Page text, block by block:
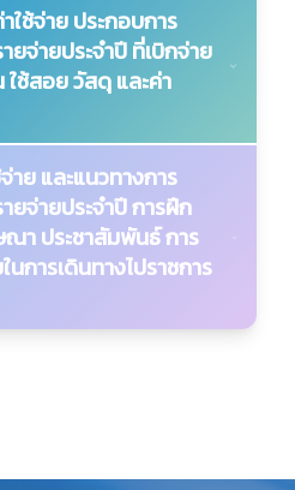
าด้วยการเบิกเงินจากคลัง การ
รักษาเงิน และการนำเงินส่งคลัง
ว่าด้วยการเบิกเงินจากคลัง การ
ด้วยการเบิกจ่ายเงินเดือน เงินปี
ำแหน่ง เงินเพิ่มและเงินอื่นใน
.2549 (ว 80)
ช้จ่าย ประกอบการ
จ่ายประจำปี ที่เบิกจ่าย
ช้สอย วัสดุ และค่า
ย และแนวทางการ
จ่ายประจำปี การฝึก
า ประชาสัมพันธ์ การ
นการเดินทางไปราชการ
ารฝึกอบรม สัมมนา การโฆษณา
านสิทธิและสวัสดิการต่างๆ